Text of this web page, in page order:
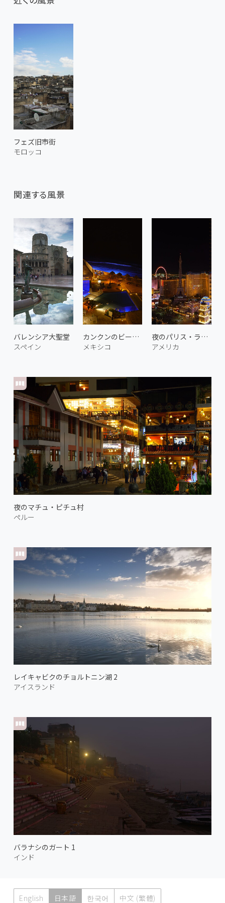
フェズ旧市街
モロッコ
関連する風景
バレンシア大聖堂
スペイン
カンクンのビーチリゾート
メキシコ
夜のパリス・ラスベガス 1
アメリカ
夜のマチュ・ピチュ村
ペルー
レイキャビクのチョルトニン湖 2
アイスランド
バラナシのガート 1
インド
English 日本語 한국어 中文 (繁體)